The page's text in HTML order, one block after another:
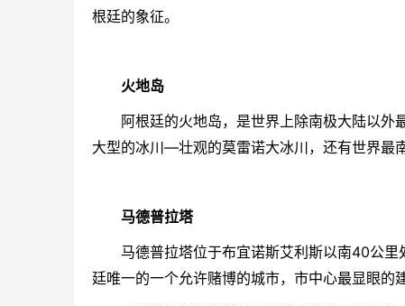
根廷的象征。
火地岛
阿根廷的火地岛，是世界上除南极大陆以外
大型的冰川—壮观的莫雷诺大冰川，还有世界最
马德普拉塔
马德普拉塔位于布宜诺斯艾利斯以南40公里
廷唯一的一个允许赌博的城市，市中心最显眼的